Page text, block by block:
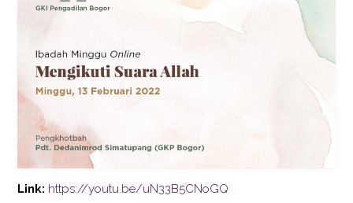
Link: https://youtu.be/uN33B5CNoGQ